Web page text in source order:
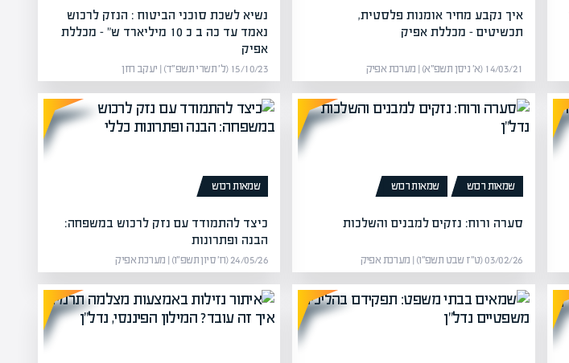
איך נקבע מחיר אומנות פלסטית,
תכשיטים – מכללת אפיק
14/03/21 (א׳ ניסן תשפ״א) | מערכת אפיק
נשיא לשכת סוכני הביטוח : הנזק לרכוש
נאמד עד כה ב כ 10 מיליארד ש" – מכללת
אפיק
15/10/23 (ל׳ תשרי תשפ״ד) | יעקב חזן
שמאות רכוש שמאות רכוש
סערה ורוח: נזקים למבנים והשלכות
03/02/26 (ט״ז שבט תשפ״ו) | מערכת אפיק
שמאות רכוש
כיצד להתמודד עם נזק לרכוש במשפחה:
הבנה ופתרונות
24/05/26 (ח׳ סיון תשפ״ו) | מערכת אפיק